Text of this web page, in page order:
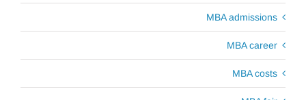
MBA admissions
MBA career
MBA costs